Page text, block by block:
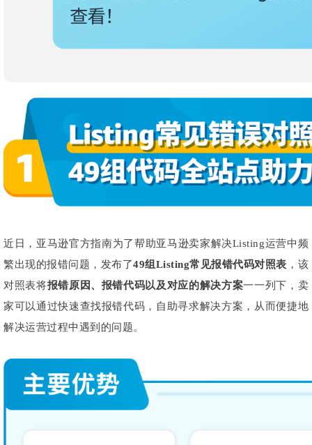
近日，亚马逊官方指南为了帮助亚马逊卖家解决Listing运营中频
繁出现的报错问题，发布了49组Listing常见报错代码对照表 ，该
对照表将报错原因、 报错代码以及对应的解决方案一一列下，卖
家可以通过快速查找报错代码，自助寻求解决方案，从而便捷地
解决运营过程中遇到的问题。